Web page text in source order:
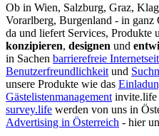
Ob in Wien, Salzburg, Graz,
Vorarlberg, Burgenland - in ganz
da und liefert Services, Produkte
konzipieren, designen und
in Sachen barrierefreie
Benutzerfreundlichkeit und
unsere Produkte wie das
Gästelistenmanagement invite.life
survey.life werden von uns in
Advertising in Österreich - hier